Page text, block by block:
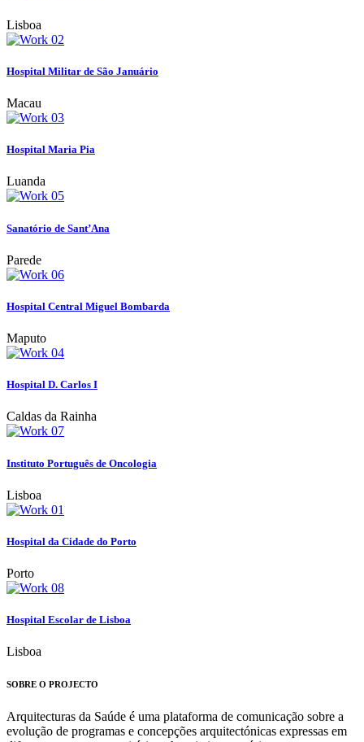
Lisboa
Hospital Militar de São Januário
Macau
Hospital Maria Pia
Luanda
Sanatório de Sant’Ana
Parede
Hospital Central Miguel Bombarda
Maputo
Hospital D. Carlos I
Caldas da Rainha
Instituto Português de Oncologia
Lisboa
Hospital da Cidade do Porto
Porto
Hospital Escolar de Lisboa
Lisboa
SOBRE O PROJECTO
Arquitecturas da Saúde é uma plataforma de comunicação sobre a
evolução de programas e concepções arquitectónicas expressas em